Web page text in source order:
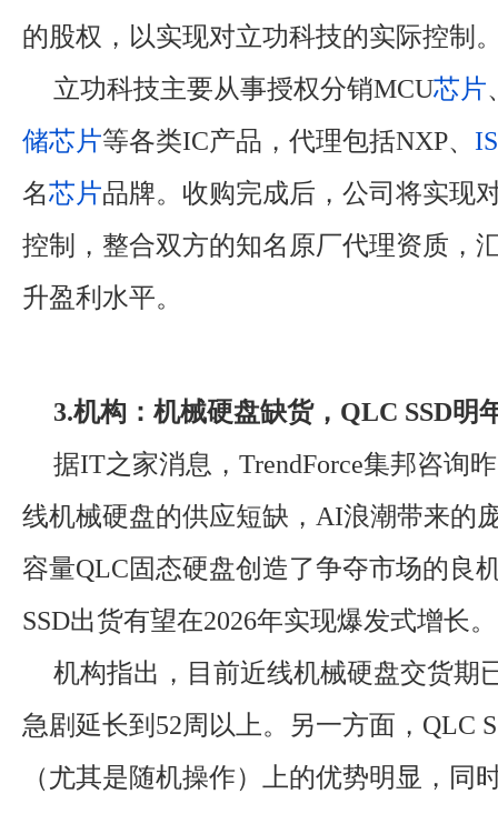
的股权，以实现对立功科技的实际控制
立功科技主要从事授权分销MCU芯片
储芯片等各类IC产品，代理包括NXP、
名芯片品牌。收购完成后，公司将实现
控制，整合双方的知名原厂代理资质，
升盈利水平。
3.机构：机械硬盘缺货，QLC SSD明
据IT之家消息，TrendForce集邦咨询
线机械硬盘的供应短缺，AI浪潮带来的
容量QLC固态硬盘创造了争夺市场的良
SSD出货有望在2026年实现爆发式增长。
机构指出，目前近线机械硬盘交货期
急剧延长到52周以上。另一方面，QLC
（尤其是随机操作）上的优势明显，同